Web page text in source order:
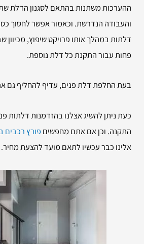
ההערכות משתנות בהתאם לסגנון הדלת
והעבודה הנדרשת. וכאמור אפשר לחסוך
דלתות במהלך אותו פרויקט שיפוץ,
פחות עבור התקנת כל דלת נוספת.
בעת החלפת דלת פנים, עדיף להחליף גם
כעת ניתן להשיג אצלנו בהזדמנות דלתות
התקנה. וכן אם אתם מחפשים פורץ רכבים
אלינו כבר עכשיו לתאם מועד להצעת מחיר.